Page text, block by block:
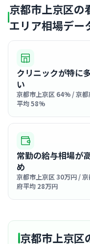
京都市上京区の
エリア相場デー
クリニックが特に
い
京都市上京区 64% / 京都
平均 58%
常勤の給与相場が
め
京都市上京区 30万円 /
府平均 28万円
京都市上京区